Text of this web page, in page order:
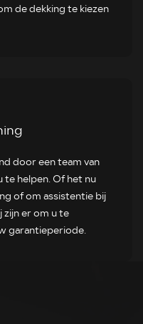
de dekking te kiezen
door een team van
te helpen. Of het nu
of om assistentie bij
zijn er om u te
garantieperiode.